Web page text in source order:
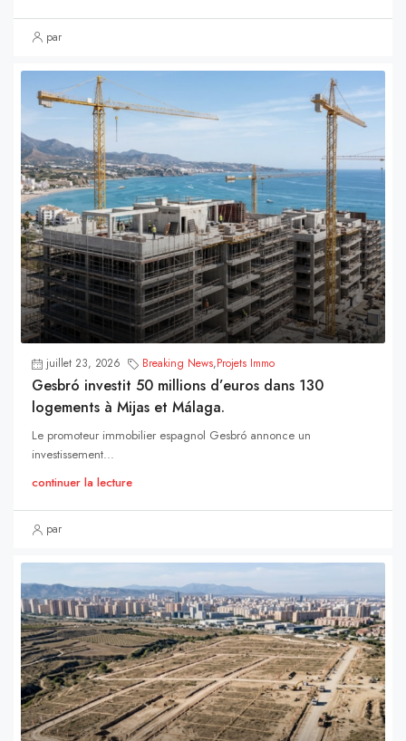
par
juillet 23, 2026 Breaking News,Projets Immo
Gesbró investit 50 millions d’euros dans 130
logements à Mijas et Málaga.
Le promoteur immobilier espagnol Gesbró annonce un
investissement...
continuer la lecture
par